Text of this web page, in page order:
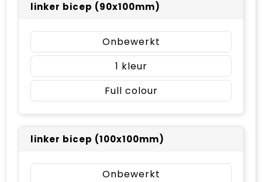
linker bicep (90x100mm)
Onbewerkt
1
Full colour
linker bicep (100x100mm)
Onbewerkt